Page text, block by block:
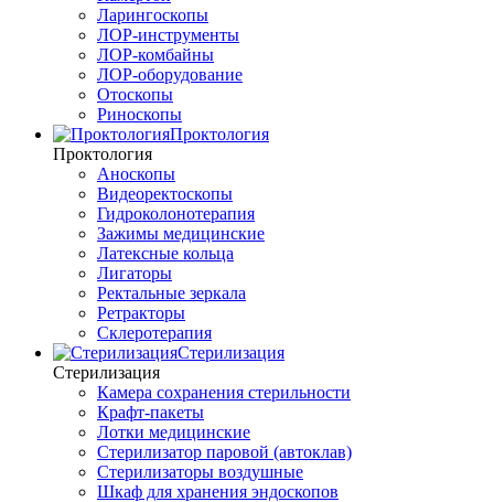
Ларингоскопы
ЛОР-инструменты
ЛОР-комбайны
ЛОР-оборудование
Отоскопы
Риноскопы
Проктология
Проктология
Аноскопы
Видеоректоскопы
Гидроколонотерапия
Зажимы медицинские
Латексные кольца
Лигаторы
Ректальные зеркала
Ретракторы
Склеротерапия
Стерилизация
Стерилизация
Камера сохранения стерильности
Крафт-пакеты
Лотки медицинские
Стерилизатор паровой (автоклав)
Стерилизаторы воздушные
Шкаф для хранения эндоскопов